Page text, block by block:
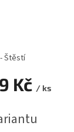
Kč / ks
Štěstí